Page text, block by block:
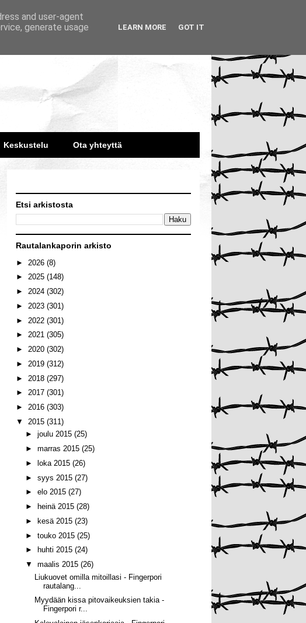
Keskustelu Ota yhteyttä
Etsi arkistosta
Rautalankaporin arkisto
► 2026 (8)
► 2025 (148)
► 2024 (302)
► 2023 (301)
► 2022 (301)
► 2021 (305)
► 2020 (302)
► 2019 (312)
► 2018 (297)
► 2017 (301)
► 2016 (303)
▼ 2015 (311)
► joulu 2015 (25)
► marras 2015 (25)
►
loka 2015 (26)
► syys 2015 (27)
► elo 2015 (27)
►
heinä 2015 (28)
►
kesä 2015 (23)
► touko 2015 (25)
►
huhti 2015 (24)
▼ maalis 2015 (26)
Liukuovet omilla mitoillasi - Fingerpori
rautalang...
Myydään kissa pitovaikeuksien takia -
Fingerpori r...
and user-agent
generate usage
LEARN MORE GOT IT